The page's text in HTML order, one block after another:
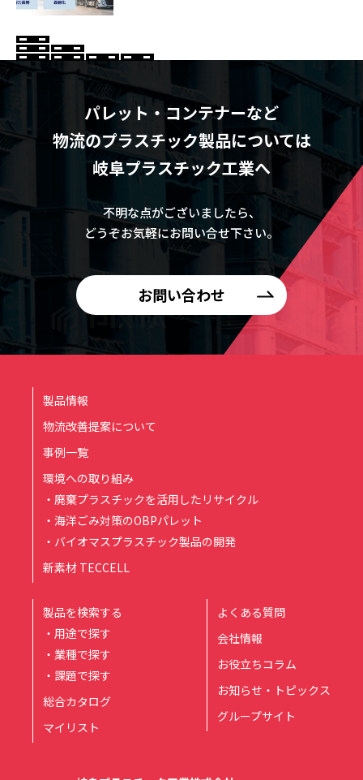
パレット・コンテナーなど
物流のプラスチック製品については
岐阜プラスチック工業へ
不明な点がございましたら、
どうぞお気軽にお問い合せ下さい。
お問い合わせ
製品情報
物流改善提案について
事例一覧
環境への取り組み
・廃棄プラスチックを活用したリサイクル
・海洋ごみ対策のOBPパレット
・バイオマスプラスチック製品の開発
新素材 TECCELL
製品を検索する
・用途で探す
・業種で探す
・課題で探す
総合カタログ
マイリスト
よくある質問
会社情報
お役立ちコラム
お知らせ・トピックス
グループサイト